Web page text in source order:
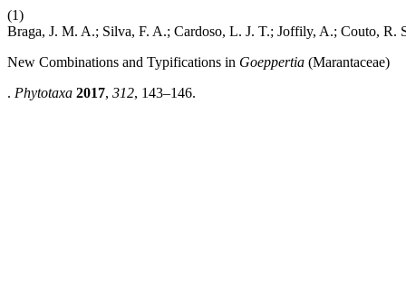
(1)
Braga, J. M. A.; Silva, F. A.; Cardoso, L. J. T.; Joffily, A.; Couto, R.
New Combinations and Typifications in Goeppertia (Marantaceae)
. Phytotaxa 2017, 312, 143–146.